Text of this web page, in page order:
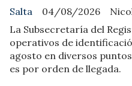
Salta
04/08/2026
La Subsecretaría del
operativos de
agosto en diversos
es por orden de llegada.